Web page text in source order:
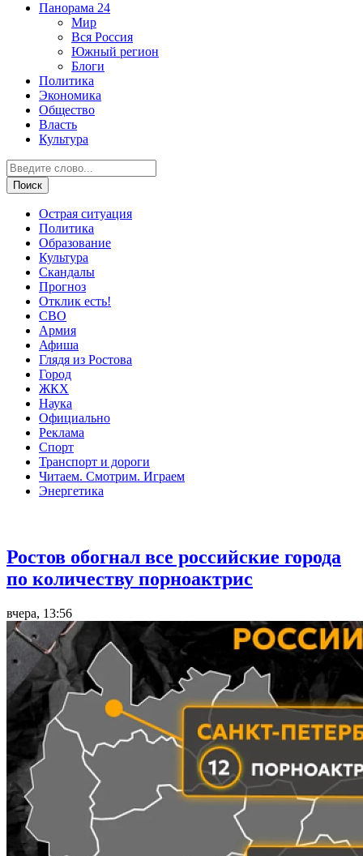
Панорама 24
Мир
Вся Россия
Южный регион
Блоги
Политика
Экономика
Общество
Власть
Культура
Острая ситуация
Политика
Образование
Культура
Скандалы
Прогноз
Отклик есть!
СВО
Армия
Афиша
Глядя из Ростова
Город
ЖКХ
Наука
Официально
Реклама
Спорт
Транспорт и дороги
Читаем. Смотрим. Играем
Энергетика
Ростов обогнал все российские города
по количеству порноактрис
вчера, 13:56